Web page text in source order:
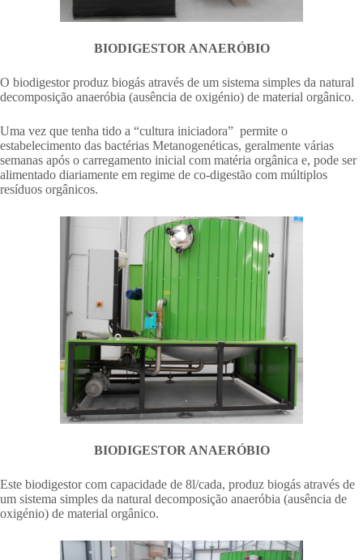
BIODIGESTOR ANAERÓBIO
O biodigestor produz biogás através de um sistema simples da natural
decomposição anaeróbia (ausência de oxigénio) de material orgânico.
Uma vez que tenha tido a “cultura iniciadora” permite o
estabelecimento das bactérias Metanogenéticas, geralmente várias
semanas após o carregamento inicial com matéria orgânica e, pode ser
alimentado diariamente em regime de co-digestão com múltiplos
resíduos orgânicos.
BIODIGESTOR ANAERÓBIO
Este biodigestor com capacidade de 8l/cada, produz biogás através de
um sistema simples da natural decomposição anaeróbia (ausência de
oxigénio) de material orgânico.